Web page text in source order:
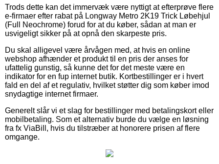
Trods dette kan det immervæk være nyttigt at efterprøve flere
e-firmaer efter rabat på Longway Metro 2K19 Trick Løbehjul
(Full Neochrome) forud for at du køber, sådan at man er
usvigeligt sikker på at opnå den skarpeste pris.
Du skal alligevel være årvågen med, at hvis en online
webshop afhænder et produkt til en pris der anses for
ufattelig gunstig, så kunne det for det meste være en
indikator for en fup internet butik. Kortbestillinger er i hvert
fald en del af et regulativ, hvilket støtter dig som køber imod
snydagtige internet firmaer.
Generelt slår vi et slag for bestillinger med betalingskort eller
mobilbetaling. Som et alternativ burde du vælge en løsning
fra fx ViaBill, hvis du tilstræber at honorere prisen af flere
omgange.